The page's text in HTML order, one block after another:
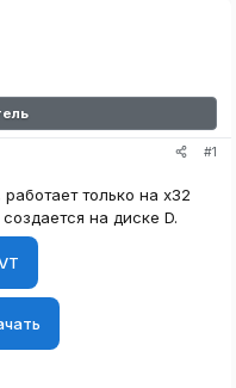
#1
только на x32
на диске D.